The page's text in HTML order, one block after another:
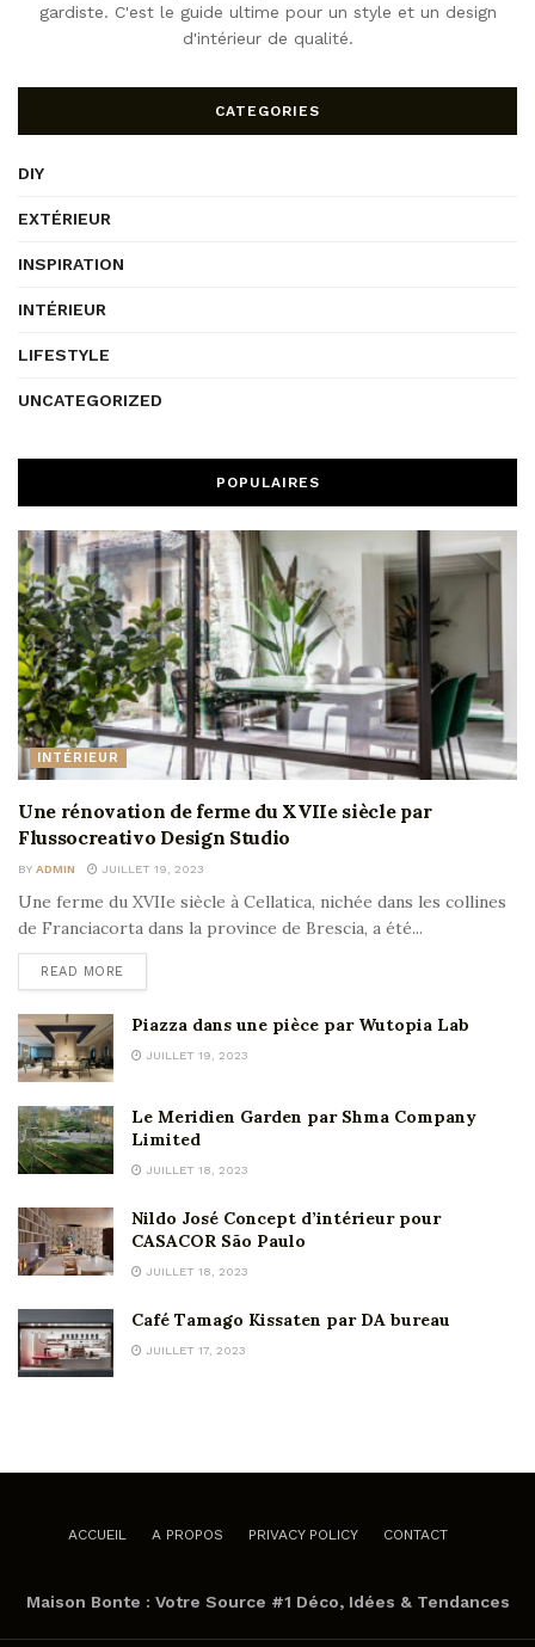
gardiste. C'est le guide ultime pour un style et un design
d'intérieur de qualité.
CATEGORIES
DIY
EXTÉRIEUR
INSPIRATION
INTÉRIEUR
LIFESTYLE
UNCATEGORIZED
POPULAIRES
INTÉRIEUR
Une rénovation de ferme du XVIIe siècle par
Flussocreativo Design Studio
BY ADMIN JUILLET 19, 2023
Une ferme du XVIIe siècle à Cellatica, nichée dans les collines
de Franciacorta dans la province de Brescia, a été...
READ MORE
Piazza dans une pièce par Wutopia Lab
JUILLET 19, 2023
Le Meridien Garden par Shma Company
Limited
JUILLET 18, 2023
Nildo José Concept d’intérieur pour
CASACOR São Paulo
JUILLET 18, 2023
Café Tamago Kissaten par DA bureau
JUILLET 17, 2023
ACCUEIL A PROPOS PRIVACY POLICY CONTACT
Maison Bonte : Votre Source #1 Déco, Idées & Tendances